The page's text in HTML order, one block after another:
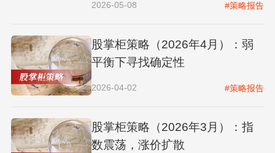
2026-05-08 #策略报告
股掌柜策略（2026年4月）：弱
平衡下寻找确定性
2026-04-02 #策略报告
股掌柜策略（2026年3月）：指
数震荡，涨价扩散